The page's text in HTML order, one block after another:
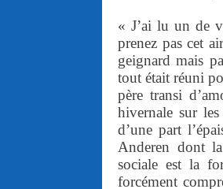
« J’ai lu un de
prenez pas cet
geignard mais
tout était réuni
père transi
hivernale sur
d’une part
Anderen dont
sociale est la
forcément